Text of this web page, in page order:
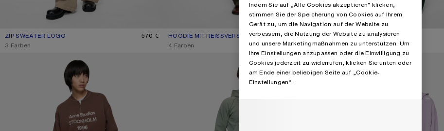
ZIP SWEATER LOGO
AKTUELLE FARBE: SCHWARZ
PREIS: 570 €.
570 €
,3 Farben
HOODIE MIT REISSVERSCHLUSS UND SPRAY-FINISH
AKTUELLE FARBE: SENFGELB
PREIS: 650 €.
650 €
,4 Farben
CARDIGAN MIT KRAGEN
AKTUELLE FARBE: HELLES MINZGRÜN
PREIS: 570 €.
,
2 Farben
KAPUZENPULLOVER AUS FLEECE MIT FLICKEN-DETAILSKAPUZEN-SWEATSHIRT MIT LOGO
Indem Sie auf „Alle Cookies akzeptieren“ klicken,
stimmen Sie der Speicherung von Cookies auf Ihrem
Gerät zu, um die Navigation auf der Website zu
verbessern, die Nutzung der Website zu analysieren
und unsere Marketingmaßnahmen zu unterstützen. Um
Ihre Einstellungen anzupassen oder die Einwilligung zu
Cookies jederzeit zu widerrufen, klicken Sie unten oder
am Ende einer beliebigen Seite auf „Cookie-
Einstellungen“.